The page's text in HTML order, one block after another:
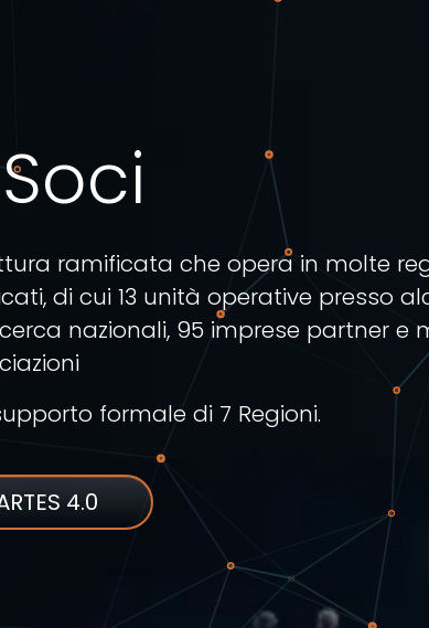
ramificata che opera in molte
di cui 13 unità operative presso
nazionali, 95 imprese partner e
formale di 7 Regioni.
4.0